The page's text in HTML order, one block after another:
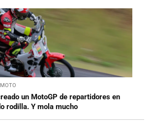
un MotoGP de repartidores en
rodilla. Y mola mucho